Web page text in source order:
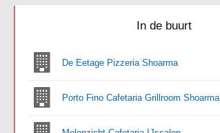
In de buurt
De Eetage Pizzeria Shoarma
Porto Fino Cafetaria Grillroom Shoarma